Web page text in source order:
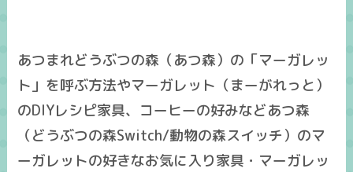
あつまれどうぶつの森（あつ森）の「マーガレッ
ト」を呼ぶ方法やマーガレット（まーがれっと）
のDIYレシピ家具、コーヒーの好みなどあつ森
（どうぶつの森Switch/動物の森スイッチ）のマ
ーガレットの好きなお気に入り家具・マーガレッ